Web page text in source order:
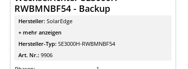
RWBMNBF54 - Backup
Hersteller: SolarEdge
+ mehr anzeigen
Hersteller-Typ: SE3000H-RWBMNBF54
Art. Nr.: 9906